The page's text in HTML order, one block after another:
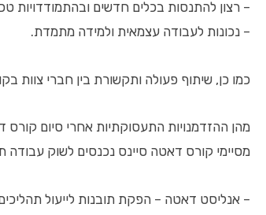
– רצון להתנסות בכלים חדשים ובהתמודדויות
– נכונות לעבודה עצמאית ולמידה מתמדת.
כמו כן, שיתוף פעולה ותקשורת בין חברי צוות
מהן ההזדמנויות התעסוקתיות אחרי סיום קורס
מסיימי קורס דאטה סיינס נכנסים לשוק
– אנליסט דאטה – הפקת תובנות לייעול